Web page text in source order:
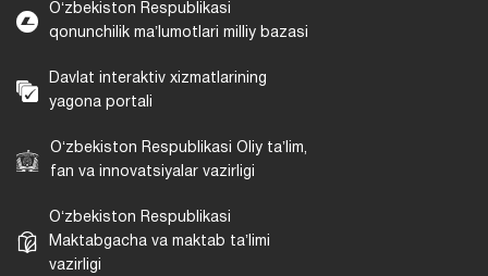
Oʻzbekiston Respublikasi
qonunchilik maʼlumotlari milliy bazasi
Davlat interaktiv xizmatlarining
yagona portali
Oʻzbekiston Respublikasi Oliy taʼlim,
fan va innovatsiyalar vazirligi
Oʻzbekiston Respublikasi
Maktabgacha va maktab taʼlimi
vazirligi